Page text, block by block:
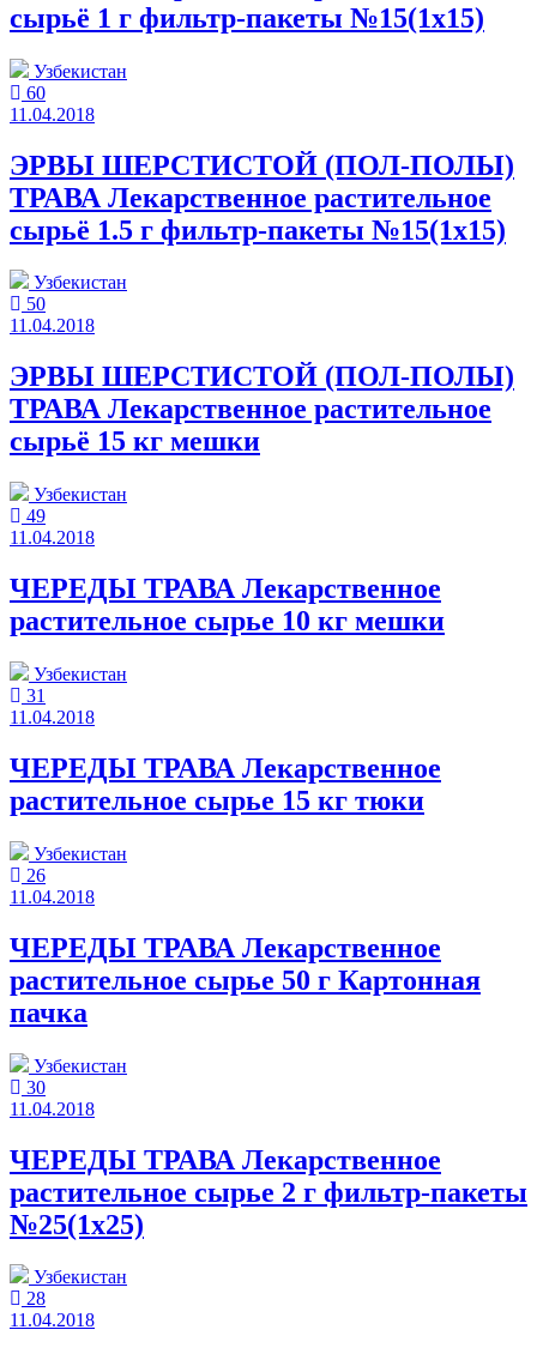
сырьё 1 г фильтр-пакеты №15(1x15)
Узбекистан
60
11.04.2018
ЭРВЫ ШЕРСТИСТОЙ (ПОЛ-ПОЛЫ)
ТРАВА Лекарственное растительное
сырьё 1.5 г фильтр-пакеты №15(1x15)
Узбекистан
50
11.04.2018
ЭРВЫ ШЕРСТИСТОЙ (ПОЛ-ПОЛЫ)
ТРАВА Лекарственное растительное
сырьё 15 кг мешки
Узбекистан
49
11.04.2018
ЧЕРЕДЫ ТРАВА Лекарственное
растительное сырье 10 кг мешки
Узбекистан
31
11.04.2018
ЧЕРЕДЫ ТРАВА Лекарственное
растительное сырье 15 кг тюки
Узбекистан
26
11.04.2018
ЧЕРЕДЫ ТРАВА Лекарственное
растительное сырье 50 г Картонная
пачка
Узбекистан
30
11.04.2018
ЧЕРЕДЫ ТРАВА Лекарственное
растительное сырье 2 г фильтр-пакеты
№25(1x25)
Узбекистан
28
11.04.2018